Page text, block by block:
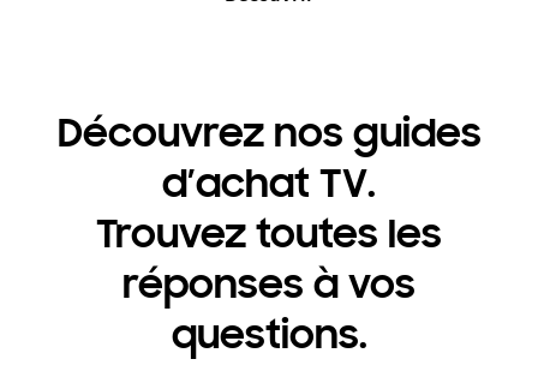
Découvrez nos guides
d’achat TV.
Trouvez toutes les
réponses à vos
questions.